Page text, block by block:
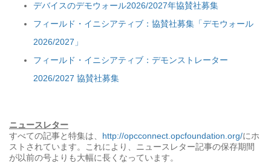
デバイスのデモウォール2026/2027年協賛社募集
フィールド・イニシアティブ：協賛社募集「デモウォール
2026/2027」
フィールド・イニシアティブ：デモンストレーター
2026/2027 協賛社募集
ニュースレター
すべての記事と特集は、 http://opcconnect.opcfoundation.org/にホ
ストされています。これにより、ニュースレター記事の保存期間
が以前の号よりも大幅に長くなっています。